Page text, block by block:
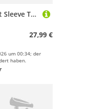
Oxdog Avenger Short Sleeve T-shirt Schwarz 152 cm Kinder
27,99 €
um 00:34; der
haben.